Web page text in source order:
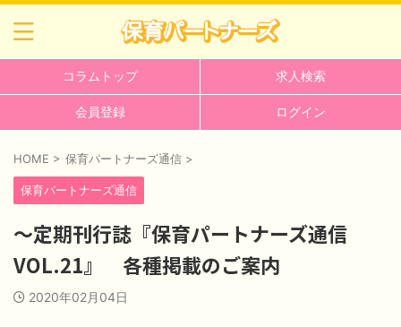
コラムトップ 求人検索
会員登録 ログイン
HOME > 保育パートナーズ通信 >
保育パートナーズ通信
～定期刊行誌『保育パートナーズ通信
VOL.21』 各種掲載のご案内
2020年02月04日